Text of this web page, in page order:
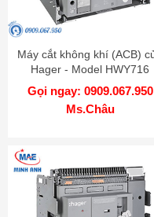
Máy cắt không khí (ACB)
Hager - Model HWY716
Gọi ngay: 0909.067.950
Ms.Châu